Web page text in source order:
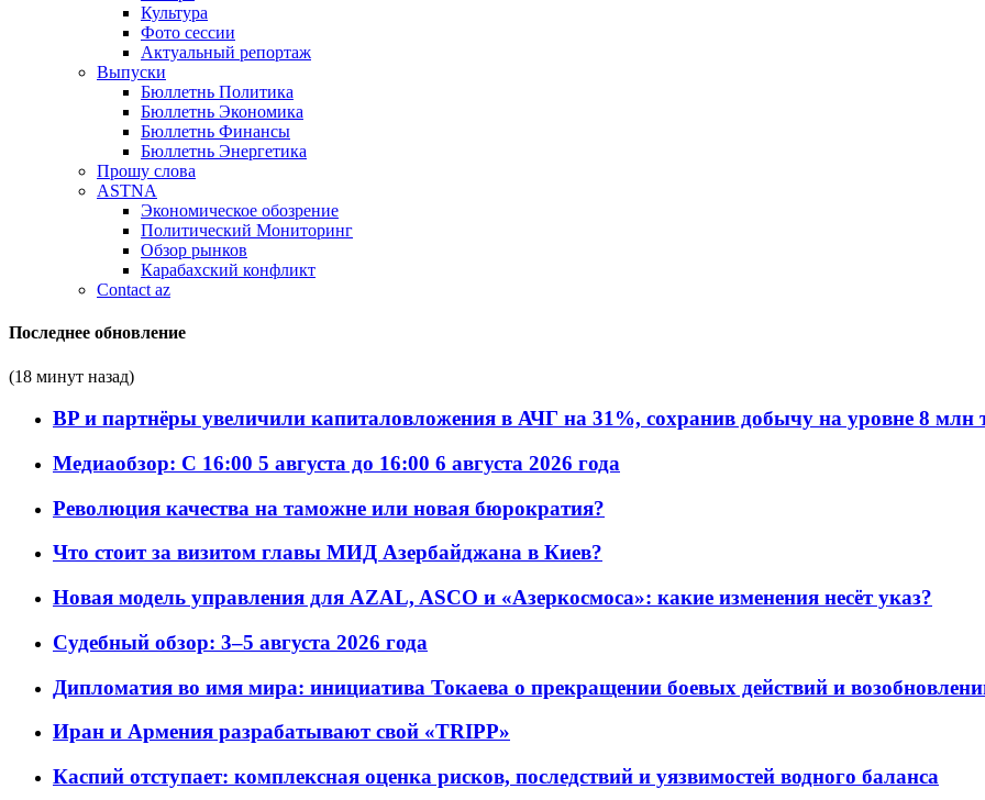
Культура
Фото сессии
Актуальный репортаж
Выпуски
Бюллетнь Политика
Бюллетнь Экономика
Бюллетнь Финансы
Бюллетнь Энергетика
Прошу слова
ASTNA
Экономическое обозрение
Политический Мониторинг
Обзор рынков
Карабахский конфликт
Contact az
Последнее обновление
(18 минут назад)
BP и партнёры увеличили капиталовложения в АЧГ на 31%, сохранив добычу на уровне 8 млн
Медиаобзор: С 16:00 5 августа до 16:00 6 августа 2026 года
Революция качества на таможне или новая бюрократия?
Что стоит за визитом главы МИД Азербайджана в Киев?
Новая модель управления для AZAL, ASCO и «Азеркосмоса»: какие изменения несёт указ?
Судебный обзор: 3–5 августа 2026 года
Дипломатия во имя мира: инициатива Токаева о прекращении боевых действий и
Иран и Армения разрабатывают свой «TRIPP»
Каспий отступает: комплексная оценка рисков, последствий и уязвимостей водного баланса